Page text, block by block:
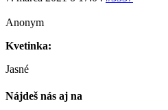
Anonym
Kvetinka:
Jasné
Nájdeš nás aj na